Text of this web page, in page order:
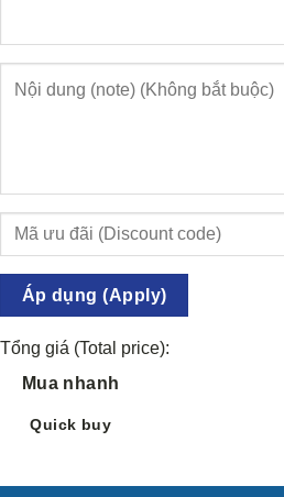
Áp dụng (Apply)
Tổng giá (Total price):
Mua nhanh
Quick buy